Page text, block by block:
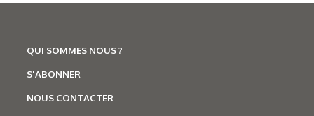
QUI SOMMES NOUS ?
S'ABONNER
NOUS CONTACTER